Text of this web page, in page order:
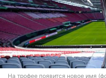
На трофее появится новое имя